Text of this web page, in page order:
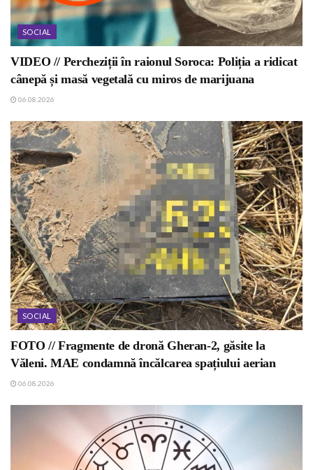
SOCIAL
VIDEO // Percheziții în raionul Soroca: Poliția a ridicat
cânepă și masă vegetală cu miros de marijuana
06.08.2026
SOCIAL
FOTO // Fragmente de dronă Gheran-2, găsite la
Văleni. MAE condamnă încălcarea spațiului aerian
06.08.2026